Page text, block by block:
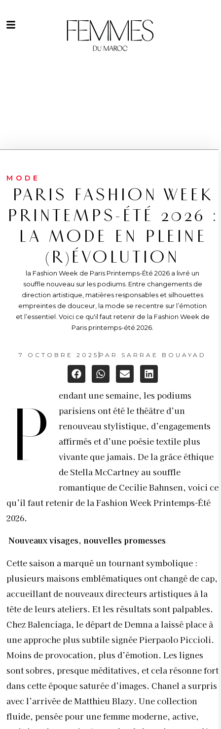
MODE
PARIS FASHION WEEK
PRINTEMPS-ÉTÉ 2026 :
LA MODE EN PLEINE
(R)ÉVOLUTION
la Fashion Week de Paris Printemps-Été 2026 a livré un
souffle nouveau sur les podiums. Entre changements de
direction artistique, matières responsables et silhouettes
empreintes de douceur, la mode se recentre sur l’émotion
et l’essentiel. Voici ce qu'il faut retenir de la Fashion Week de
Paris printemps-été 2026.
7 OCTOBRE 2025 PAR SARRAE BOUAYAD
P
endant une semaine, les podiums
parisiens ont été le théâtre d’un
renouveau stylistique, d’engagements
affirmés et d’une poésie textile plus
vivante que jamais. De la grâce éthique
de Stella McCartney au souffle
romantique de Cecilie Bahnsen, voici ce
qu’il faut retenir de la Fashion Week Printemps-Été
2026.
Nouveaux visages, nouvelles promesses
Cette saison a marqué un tournant symbolique :
plusieurs maisons emblématiques ont changé de cap,
accueillant de nouveaux directeurs artistiques à la
tête de leurs ateliers. Et les résultats sont palpables.
Chez Balenciaga, le départ de Demna a laissé place à
une approche plus subtile signée Pierpaolo Piccioli.
Moins de provocation, plus d’émotion. Les lignes
sont sobres, presque méditatives, et cela résonne fort
dans cette époque saturée d’images. Chanel a surpris
avec l’arrivée de Matthieu Blazy. Une collection
fluide, pensée pour une femme moderne, active,